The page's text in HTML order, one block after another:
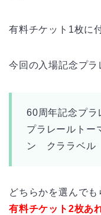
有料チケット1枚に
今回の入場記念プ
60周年記念プラ
プラレールト
ン クララベル
どちらかを選んでも
有料チケット2枚あ